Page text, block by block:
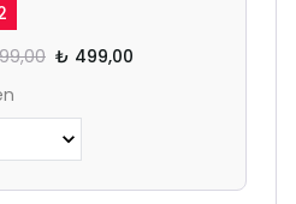
₺ 499,00